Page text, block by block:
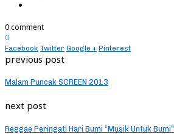
0 comment
0
Facebook Twitter Google + Pinterest
previous post
Malam Puncak SCREEN 2013
next post
Reggae Peringati Hari Bumi “Musik Untuk Bumi”